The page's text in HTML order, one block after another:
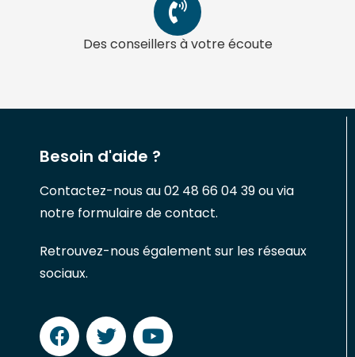
Des conseillers à votre écoute
Besoin d'aide ?
Contactez-nous au 02 48 66 04 39 ou via
notre formulaire de contact.
Retrouvez-nous également sur les réseaux
sociaux.